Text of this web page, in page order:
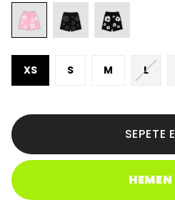
XS S M L
SEPETE